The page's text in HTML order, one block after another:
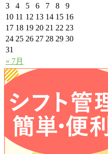
« 7月
3
4 5 6 7 8
9
10 11 12 13 14 15 16
17 18 19 20 21 22 23
24 25 26 27 28 29 30
31